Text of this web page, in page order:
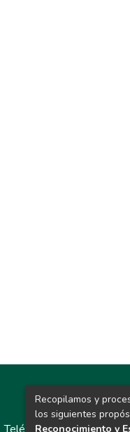
Recopilamos y
los siguientes
Reconocimiento y